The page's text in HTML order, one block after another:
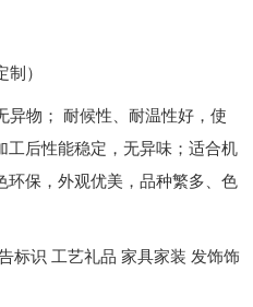
）
异物； 耐候性、耐温性好，使
工后性能稳定，无异味；适合机
环保，外观优美，品种繁多、色
标识 工艺礼品 家具家装 发饰饰